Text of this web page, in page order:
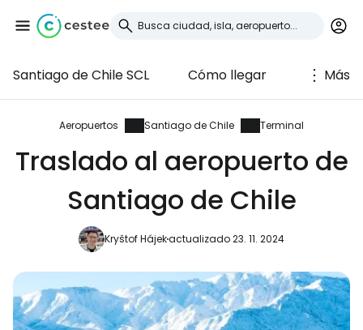
Santiago de Chile SCL Cómo llegar Más
Aeropuertos Santiago de Chile Terminal
Traslado al aeropuerto de
Santiago de Chile
Kryštof Hájekactualizado 23. 11. 2024
Iniciar sesión en
Cestee
... la comunidad mundial de viajeros
Continuar con Google
Continuar con Facebook